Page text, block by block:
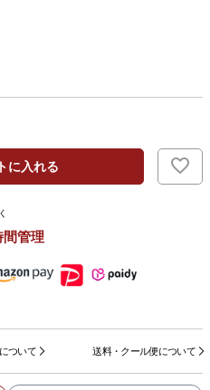
に入れる
間管理
ついて 送料・クール便について